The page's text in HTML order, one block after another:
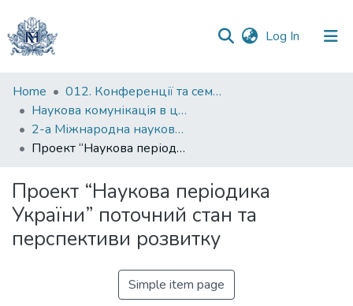
Log In (current)
Communities
&
Collections
All of DSpace
Statistics
Home
012. Конференції та семінари НаУКМА
Наукова комунікація в цифрову епоху
2-а Міжнародна науково-практична конференція "Наукова комунікація в цифрову епоху"
Проект “Наукова періодика України” поточний стан та перспективи розвитку
Проект “Наукова періодика
України” поточний стан та
перспективи розвитку
Simple item page